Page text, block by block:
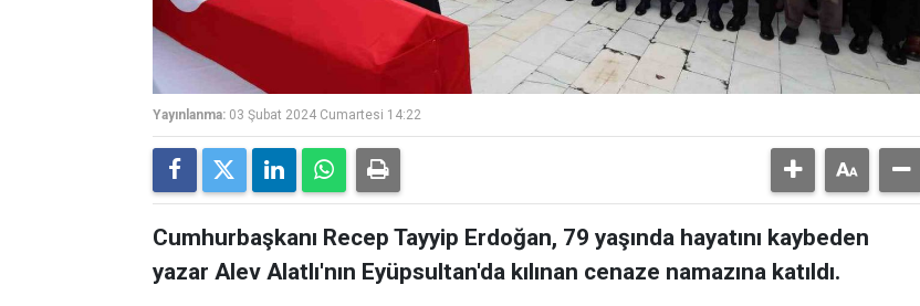
Yayınlanma: 03 Şubat 2024 Cumartesi 14:22
Cumhurbaşkanı Recep Tayyip Erdoğan, 79 yaşında hayatını kaybeden
yazar Alev Alatlı'nın Eyüpsultan'da kılınan cenaze namazına katıldı.